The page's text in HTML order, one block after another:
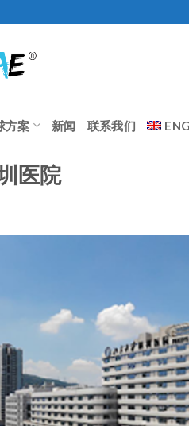
方案 新闻 联系我们
医院